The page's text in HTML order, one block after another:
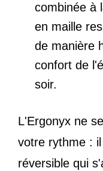
combinée à
en maille
de manière
confort de
soir.
L'Ergonyx ne
votre rythme :
réversible qui